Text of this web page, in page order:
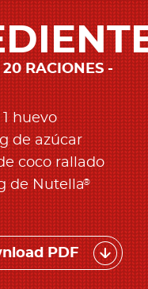
RACIONES
1 huevo
de azúcar
coco rallado
de Nutella®
PDF